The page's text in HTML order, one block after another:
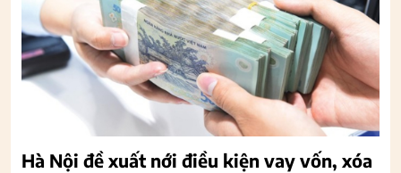
Hà Nội đề xuất nới điều kiện vay vốn, xóa